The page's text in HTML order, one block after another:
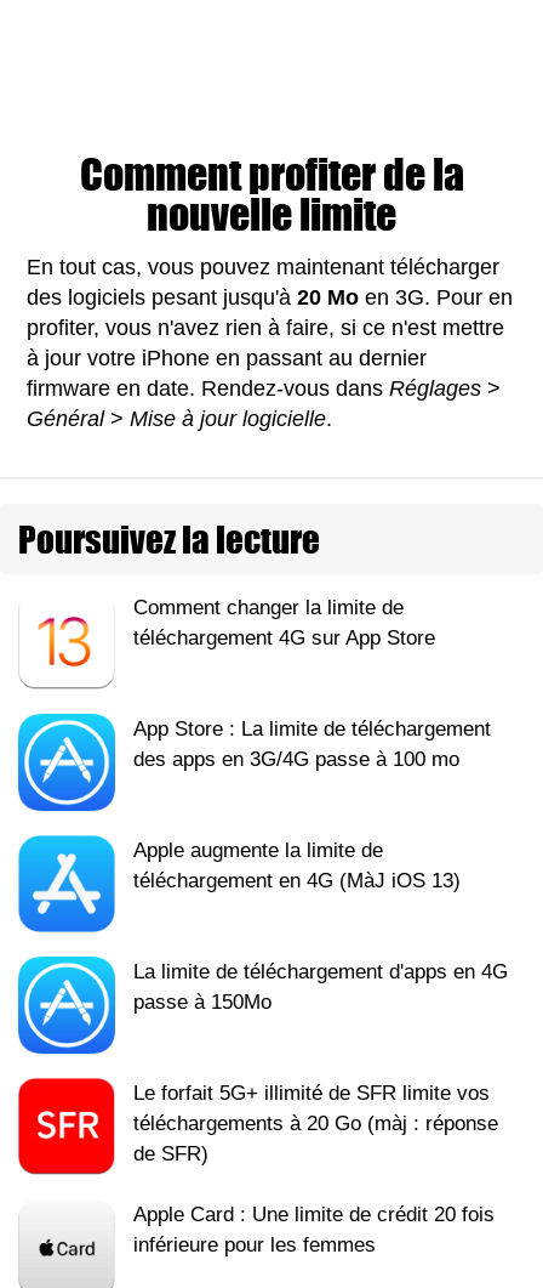
Comment profiter de la
nouvelle limite
En tout cas, vous pouvez maintenant télécharger
des logiciels pesant jusqu'à20 Mo en 3G. Pour en
profiter, vous n'avez rien à faire, si ce n'est mettre
à jour votre iPhone en passant au dernier
firmware en date. Rendez-vous dansRéglages >
Général>Mise à jour logicielle.
Poursuivez la lecture
Comment changer la limite de
téléchargement 4G sur App Store
App Store : La limite de téléchargement
des apps en 3G/4G passe à 100 mo
Apple augmente la limite de
téléchargement en 4G (MàJ iOS 13)
La limite de téléchargement d'apps en 4G
passe à 150Mo
Le forfait 5G+ illimité de SFR limite vos
téléchargements à 20 Go (màj : réponse
de SFR)
Apple Card : Une limite de crédit 20 fois
inférieure pour les femmes